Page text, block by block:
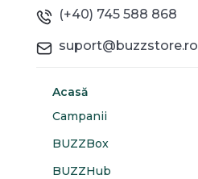
(+40) 745 588 868
suport@buzzstore.ro
Acasă
Campanii
BUZZBox
BUZZHub